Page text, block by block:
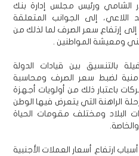
الشامي ورئيس مجلس إدارة بنك
اللاعي، إلى الجوانب المتعلقة
إلى إرتفاع سعر الصرف لما لذلك من
ومعيشة المواطنين .
بالتنسيق بين قيادات الدولة
لضبط سعر الصرف ومحاسبة
باعتبار ذلك من أولويات أجهزة
الراهنة التي يتعرض فيها الوطن
البلاد ومختلف مقومات الحياة
ارتفاع أسعار العملات الأجنبية